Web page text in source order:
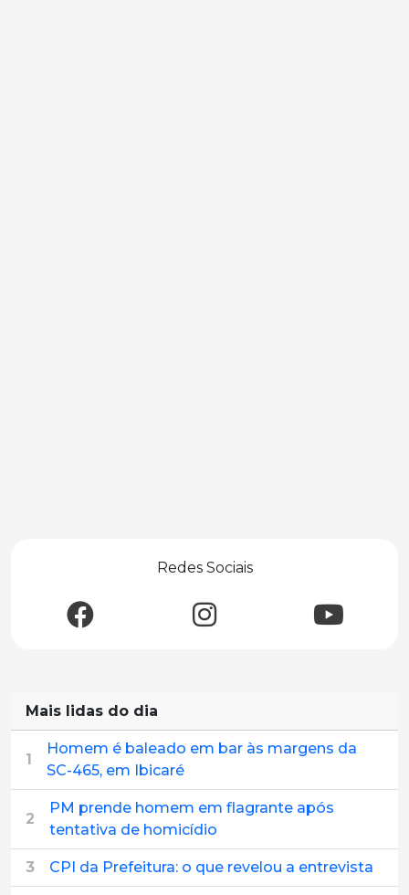
Redes Sociais
Mais lidas do dia
1
Homem é baleado em bar às margens da
SC-465, em Ibicaré
2
PM prende homem em flagrante após
tentativa de homicídio
3 CPI da Prefeitura: o que revelou a entrevista